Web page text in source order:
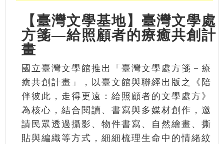
【臺灣文學基地】臺灣文學處
方箋—給照顧者的療癒共創計
畫
國立臺灣文學館推出「臺灣文學處方箋－療
癒共創計畫」，以臺文館與聯經出版之《陪
伴彼此，走得更遠：給照顧者的文學處方》
為核心，結合閱讀、書寫與多媒材創作，邀
請民眾透過攝影、物件書寫、自然繪畫、撕
貼與編織等方式，細細梳理生命中的情緒紋